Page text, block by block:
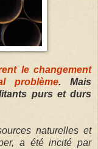
le changement
problème. Mais
purs et durs
naturelles et
a été incité par